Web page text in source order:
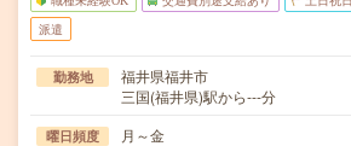
派遣
勤務地
福井県福井市
三国(福井県)駅から---分
曜日頻度 月～金